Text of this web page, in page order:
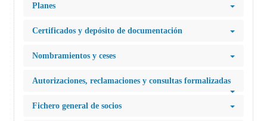
Planes
Certificados y depósito de documentación
Nombramientos y ceses
Autorizaciones, reclamaciones y consultas formalizadas
Fichero general de socios